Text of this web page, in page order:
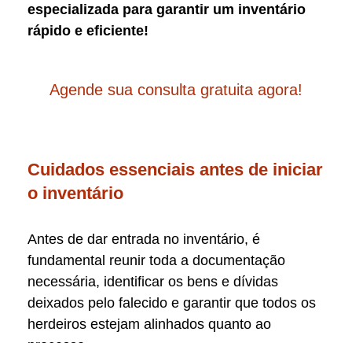
especializada para garantir um inventário
rápido e eficiente!
Agende sua consulta gratuita agora!
Cuidados essenciais antes de iniciar
o inventário
Antes de dar entrada no inventário, é
fundamental reunir toda a documentação
necessária, identificar os bens e dívidas
deixados pelo falecido e garantir que todos os
herdeiros estejam alinhados quanto ao